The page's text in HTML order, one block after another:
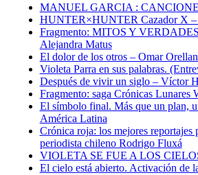
MANUEL GARCIA :
HUNTER×HUNTER Cazador X –
Fragmento: MITOS Y
Alejandra Matus
El dolor de los otros – Omar
Violeta Parra en sus palabras.
Después de vivir un siglo – Víctor
Fragmento: saga Crónicas Lunares
El símbolo final. Más que un plan,
América Latina
Crónica roja: los mejores reportajes
periodista chileno Rodrigo Fluxá
VIOLETA SE FUE A LOS
El cielo está abierto. Activación de